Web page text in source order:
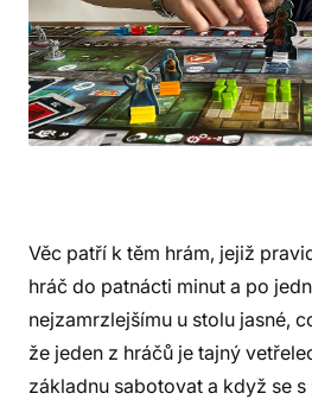
Věc patří k těm hrám, jejiž
hráč do patnácti minut a po
nejzamrzlejšímu u stolu jasné,
že jeden z hráčů je tajný
základnu sabotovat a když se